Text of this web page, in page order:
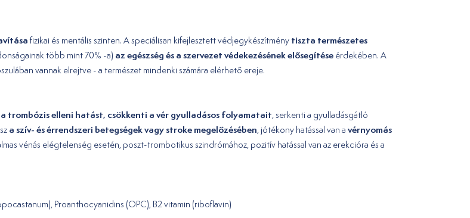
fizikai és mentális szinten. A speciálisan kifejlesztett védjegykészítmény tiszta természetes
több mint 70% -a) az egészség és a szervezet védekezésének elősegítése érdekében. A
vannak elrejtve - a természet mindenki számára elérhető ereje.
trombózis elleni hatást, csökkenti a vér gyulladásos folyamatait, serkenti a gyulladásgátló
a szív- és érrendszeri betegségek vagy stroke megelőzésében, jótékony hatással van a vérnyomás
vénás elégtelenség esetén, poszt-trombotikus szindrómához, pozitív hatással van az erekcióra és a
Proanthocyanidins (OPC), B2 vitamin (riboflavin)